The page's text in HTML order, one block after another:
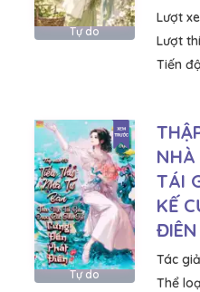
Tự do
Lượt
Lượt
Tiến
Tự do
NHÀ
TÁI
KẾ
ĐIÊN
Tác
Thể